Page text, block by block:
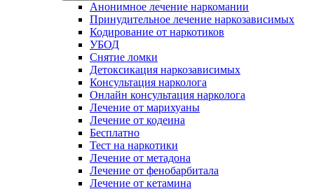
Анонимное лечение наркомании
Принудительное лечение наркозависимых
Кодирование от наркотиков
УБОД
Снятие ломки
Детоксикация наркозависимых
Консультация нарколога
Онлайн консультация нарколога
Лечение от марихуаны
Лечение от кодеина
Бесплатно
Тест на наркотики
Лечение от метадона
Лечение от фенобарбитала
Лечение от кетамина